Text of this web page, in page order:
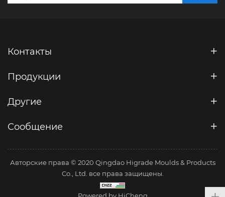
Контакты
Продукции
Другие
Сообщение
Авторские права © 2020 Qingdao Higrade Moulds & Products
Co., Ltd. все права защищены.
Powered by HiCheng